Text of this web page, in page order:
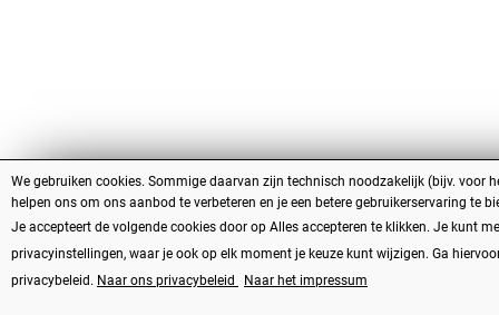
We gebruiken cookies. Sommige daarvan zijn technisch noodzakelijk (bijv. voor
helpen ons om ons aanbod te verbeteren en je een betere gebruikerservaring te
Je accepteert de volgende cookies door op Alles accepteren te klikken. Je kunt
privacyinstellingen, waar je ook op elk moment je keuze kunt wijzigen. Ga
privacybeleid. Naar ons privacybeleid Naar het impressum